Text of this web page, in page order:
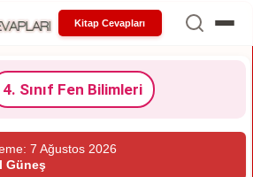
Kitap Cevapları
4. Sınıf Fen Bilimleri
7 Ağustos 2026
Güneş